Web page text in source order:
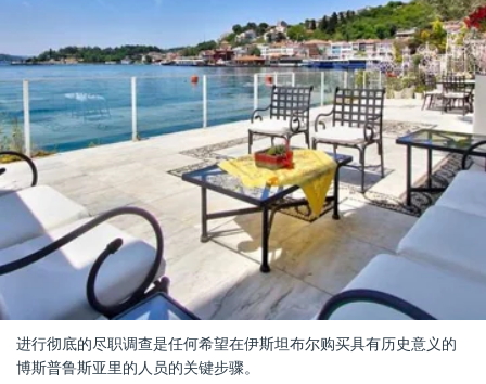
进行彻底的尽职调查是任何希望在伊斯坦布尔购买具有历史意义的
博斯普鲁斯亚里的人员的关键步骤。